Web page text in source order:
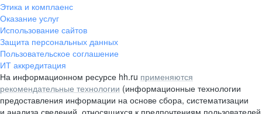
Этика и комплаенс
Оказание услуг
Использование сайтов
Защита персональных данных
Пользовательское соглашение
ИТ аккредитация
На информационном ресурсе hh.ru применяются
рекомендательные технологии (информационные технологии
предоставления информации на основе сбора, систематизации
и анализа сведений, относящихся к предпочтениям пользователей